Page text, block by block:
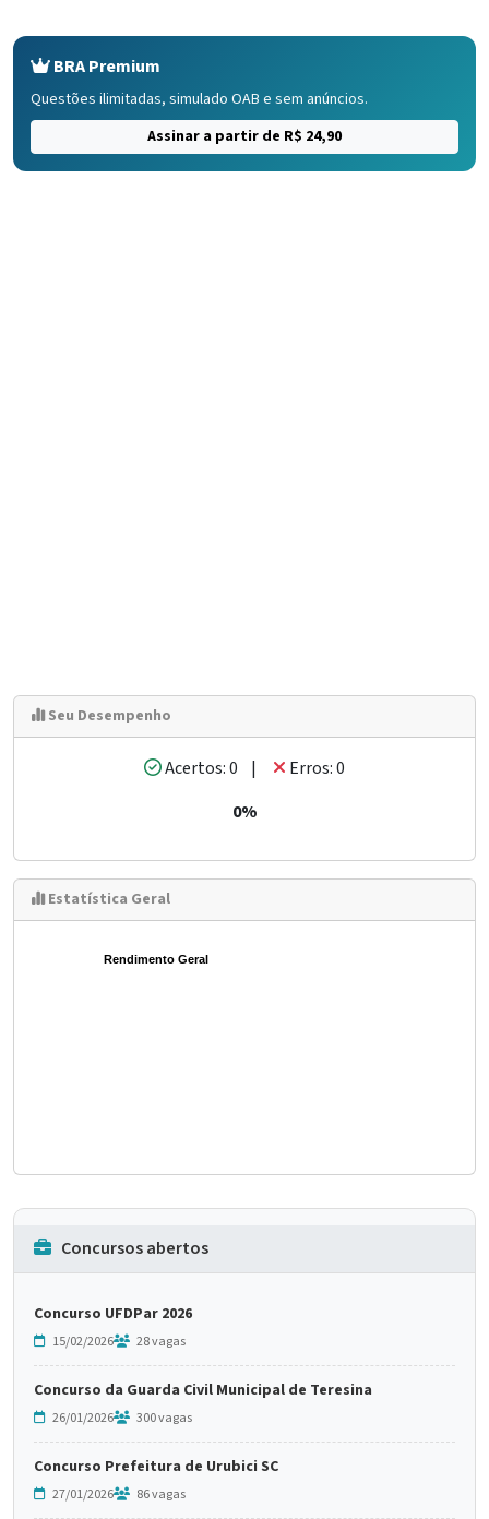
BRA Premium
Questões ilimitadas, simulado OAB e sem anúncios.
Assinar a partir de R$ 24,90
Seu Desempenho
Acertos: 0 |
Erros: 0
0%
Estatística Geral
Rendimento Geral
Concursos abertos
Concurso UFDPar 2026
15/02/2026 28 vagas
Concurso da Guarda Civil Municipal de Teresina
26/01/2026 300 vagas
Concurso Prefeitura de Urubici SC
27/01/2026 86 vagas